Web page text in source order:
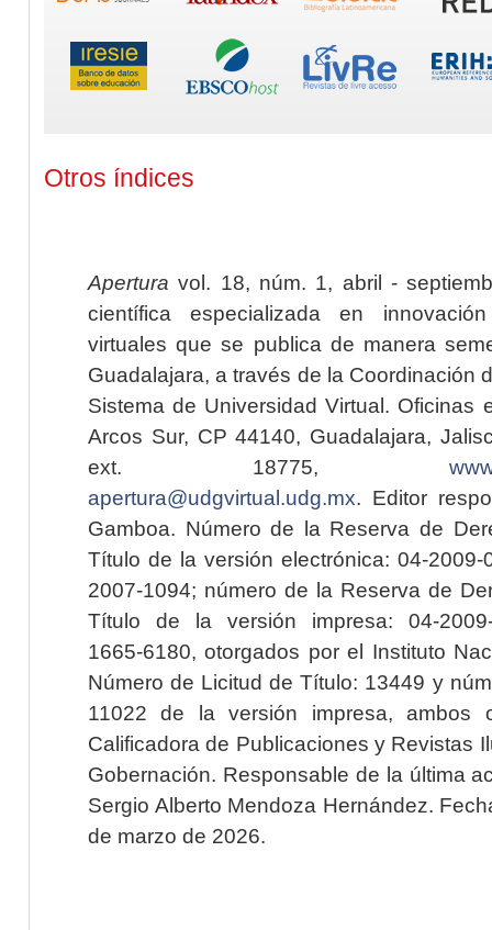
Otros índices
Apertura vol. 18, núm. 1, abril -
científica especializada en
virtuales que se publica de manera
Guadalajara, a través de la Coordinación
Sistema de Universidad Virtual. Oficinas
Arcos Sur, CP 44140, Guadalajara,
ext. 18775,
apertura@udgvirtual.udg.mx. Editor
Gamboa. Número de la Reserva de
Título de la versión electrónica: 04-2009-
2007-1094; número de la Reserva de
Título de la versión impresa: 04-2009-
1665-6180, otorgados por el Instituto
Número de Licitud de Título: 13449 y
11022 de la versión impresa, ambos
Calificadora de Publicaciones y Revistas
Gobernación. Responsable de la última
Sergio Alberto Mendoza Hernández.
de marzo de 2026.